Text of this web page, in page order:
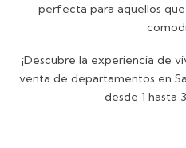
perfecta para aquellos
¡Descubre la experiencia de
venta de departamentos en
desde 1 hasta